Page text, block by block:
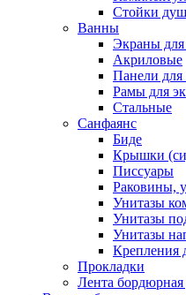
Стойки
Ванны
Экраны для
Акриловые
Панели для
Рамы для
Стальные
Санфаянс
Биде
Крышки
Писсуары
Раковины,
Унитазы
Унитазы
Унитазы
Крепления
Прокладки
Лента бордюрная